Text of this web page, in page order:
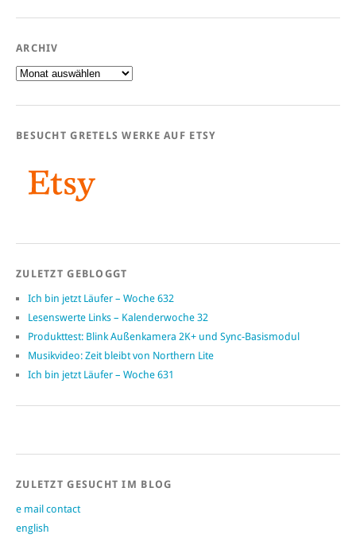
ARCHIV
Archiv
BESUCHT GRETELS WERKE AUF ETSY
ZULETZT GEBLOGGT
Ich bin jetzt Läufer – Woche 632
Lesenswerte Links – Kalenderwoche 32
Produkttest: Blink Außenkamera 2K+ und Sync-Basismodul
Musikvideo: Zeit bleibt von Northern Lite
Ich bin jetzt Läufer – Woche 631
ZULETZT GESUCHT IM BLOG
e mail contact
english